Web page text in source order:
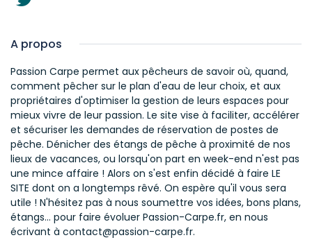
A propos
Passion Carpe permet aux pêcheurs de savoir où, quand,
comment pêcher sur le plan d'eau de leur choix, et aux
propriétaires d'optimiser la gestion de leurs espaces pour
mieux vivre de leur passion. Le site vise à faciliter, accélérer
et sécuriser les demandes de réservation de postes de
pêche. Dénicher des étangs de pêche à proximité de nos
lieux de vacances, ou lorsqu'on part en week-end n'est pas
une mince affaire ! Alors on s'est enfin décidé à faire LE
SITE dont on a longtemps rêvé. On espère qu'il vous sera
utile ! N'hésitez pas à nous soumettre vos idées, bons plans,
étangs... pour faire évoluer Passion-Carpe.fr, en nous
écrivant à contact@passion-carpe.fr.